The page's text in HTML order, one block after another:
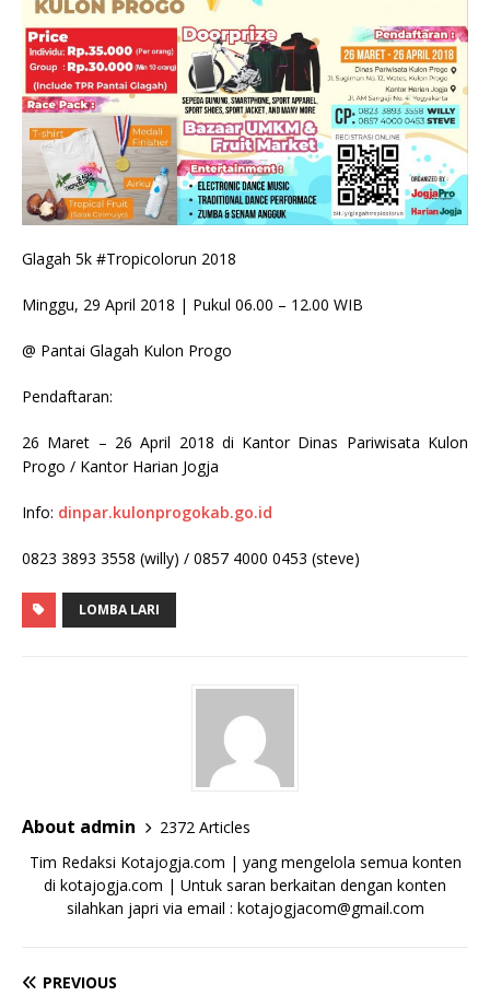
Glagah 5k #Tropicolorun 2018
Minggu, 29 April 2018 | Pukul 06.00 – 12.00 WIB
@ Pantai Glagah Kulon Progo
Pendaftaran:
26 Maret – 26 April 2018 di Kantor Dinas Pariwisata Kulon
Progo / Kantor Harian Jogja
Info: dinpar.kulonprogokab.go.id
0823 3893 3558 (willy) / 0857 4000 0453 (steve)
LOMBA LARI
About admin
2372 Articles
Tim Redaksi Kotajogja.com | yang mengelola semua konten
di kotajogja.com | Untuk saran berkaitan dengan konten
silahkan japri via email : kotajogjacom@gmail.com
PREVIOUS